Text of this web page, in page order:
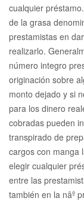
cualquier
de la grasa
prestamistas en
realizarlo.
número integro
originación sobre
monto dejado y si
para los dinero
cobradas pueden
transpirado de
cargos con manga
elegir cualquier
entre las
también en la nâº